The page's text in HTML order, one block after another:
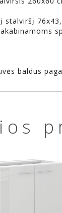
stalviršį
baldus